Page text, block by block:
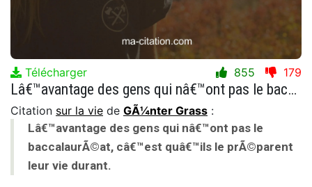
Télécharger 855 179
Lâ€™avantage des gens qui nâ€™ont pas le baccalaurÃ©at, câ€™est quâ€™ils le prÃ©parent leur vie durant.
Citation sur la vie de GÃ¼nter Grass :
Lâ€™avantage des gens qui nâ€™ont pas le
baccalaurÃ©at, câ€™est quâ€™ils le prÃ©parent
leur vie durant.